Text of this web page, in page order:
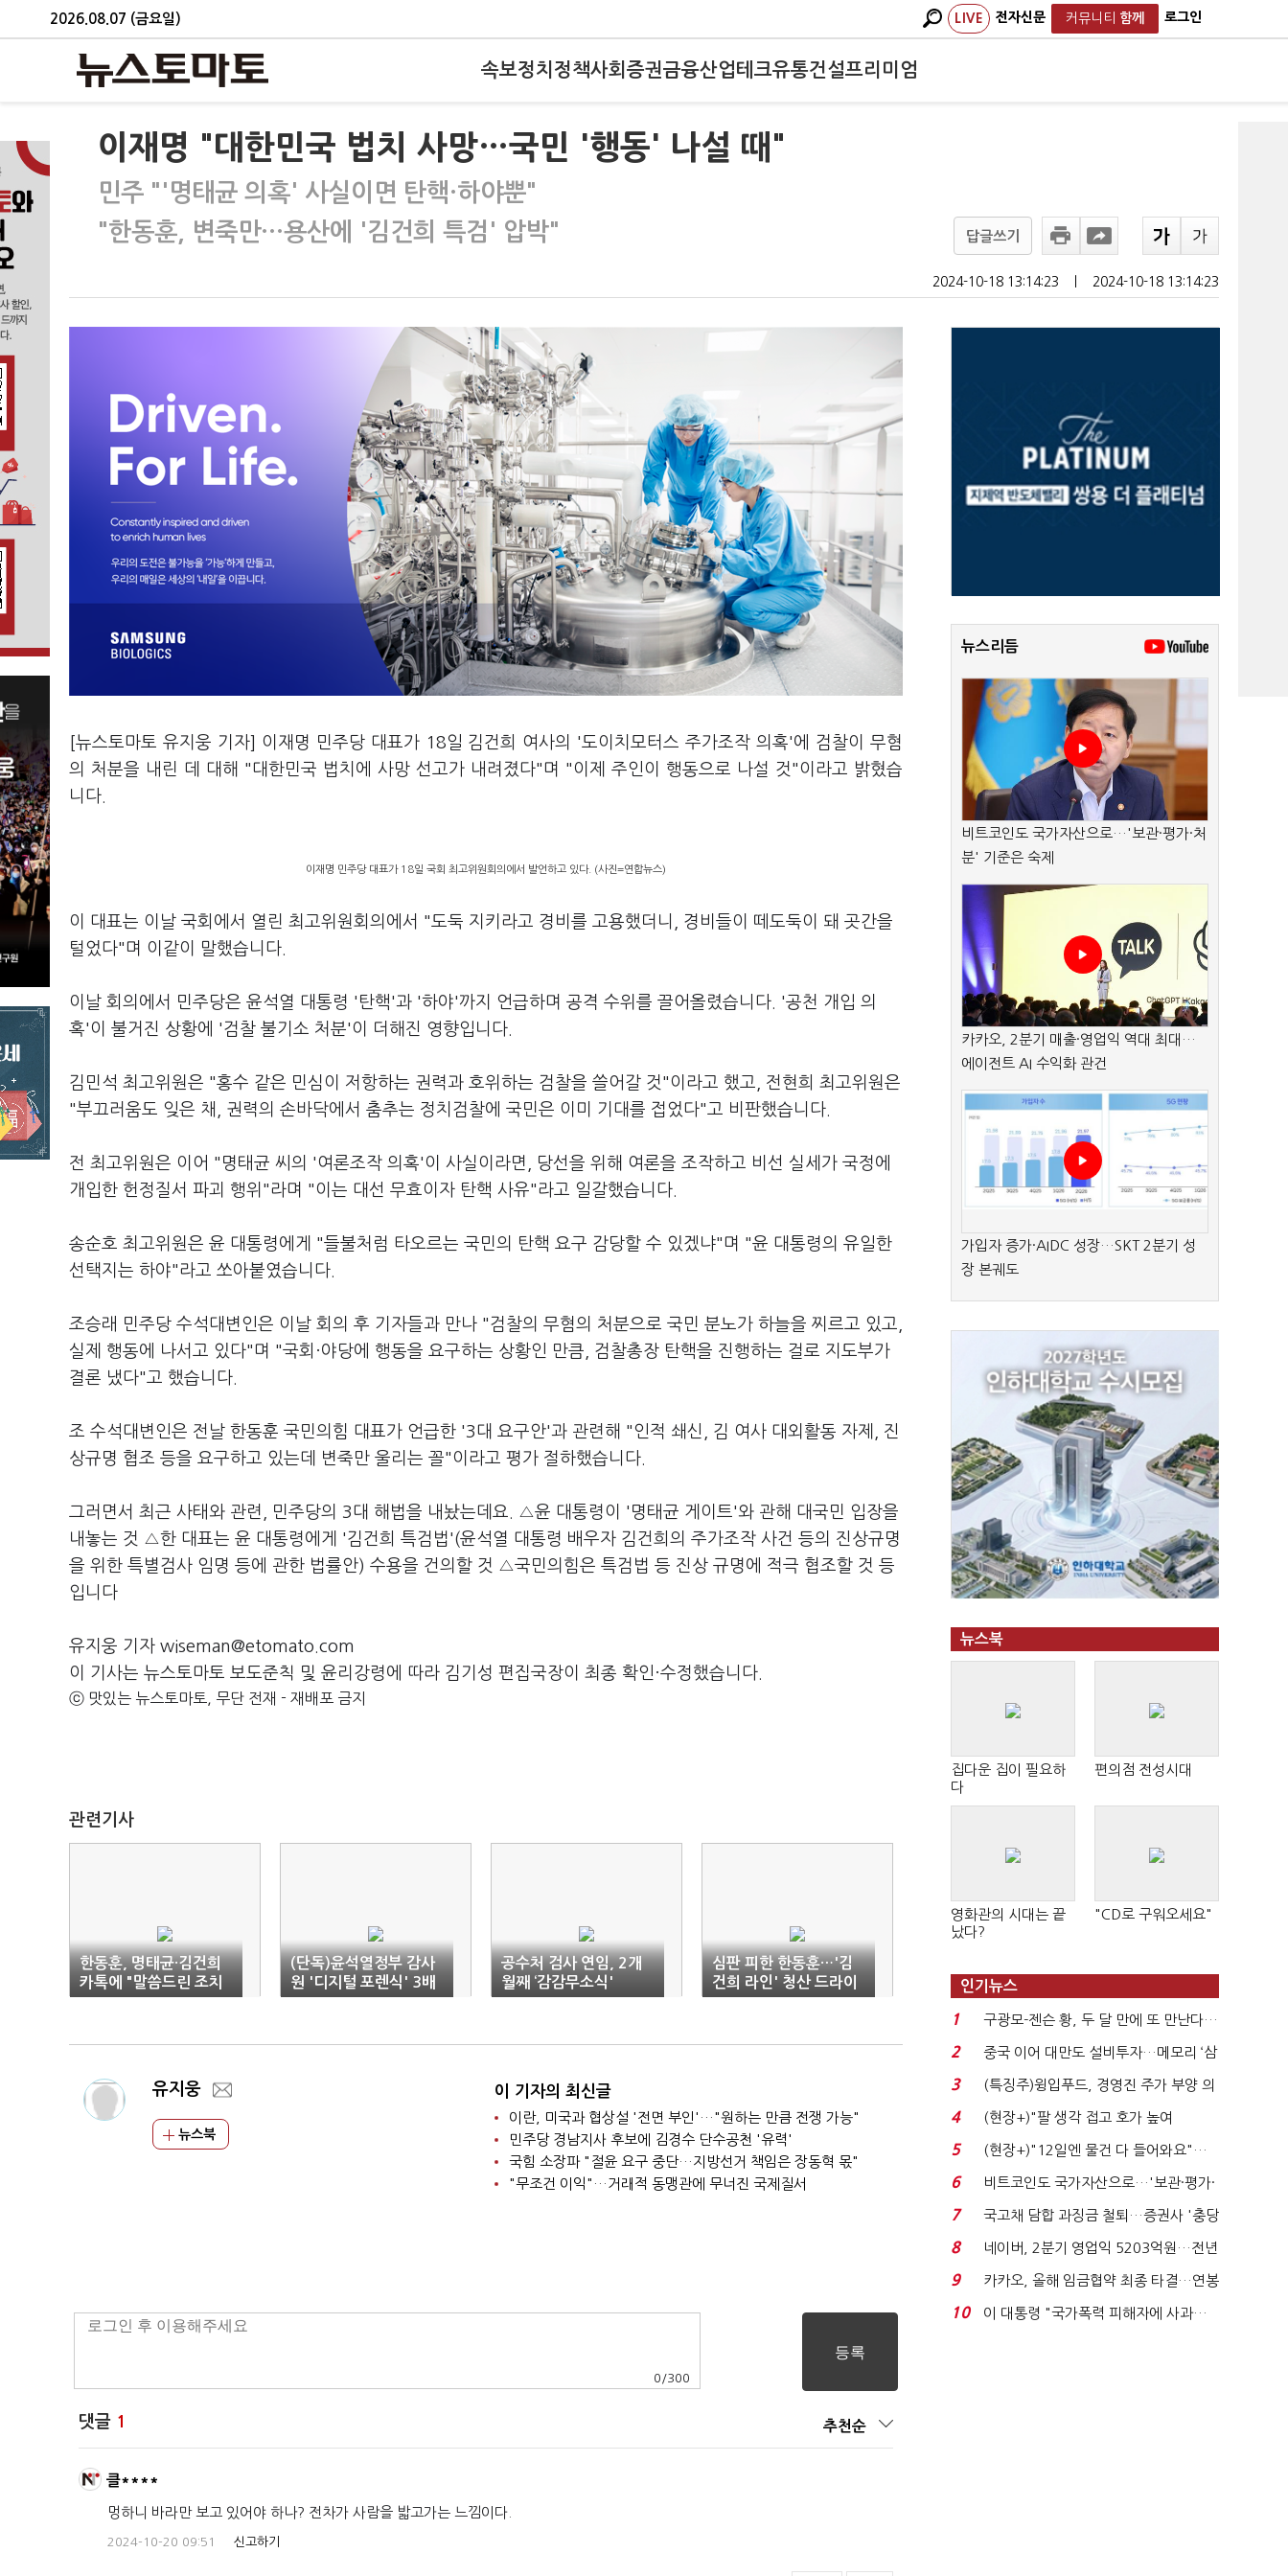
2026.08.07 (금요일) LIVE 전자신문 커뮤니티 함께 로그인
속보정치 정책사회 증권금융산업테크유통건설프리미엄
이재명 "대한민국 법치 사망…국민 '행동' 나설 때"
민주 "'명태균 의혹' 사실이면 탄핵·하야뿐"
"한동훈, 변죽만…용산에 '김건희 특검' 압박"
답글쓰기
2024-10-18 13:14:23 2024-10-18 13:14:23
[뉴스토마토 유지웅 기자] 이재명 민주당 대표가 18일 김건희 여사의 '도이치모터스 주가조작 의혹'에 검찰이 무혐
의 처분을 내린 데 대해 "대한민국 법치에 사망 선고가 내려졌다"며 "이제 주인이 행동으로 나설 것"이라고 밝혔습
니다.
이재명 민주당 대표가 18일 국회 최고위원회의에서 발언하고 있다. (사진=연합뉴스)
이 대표는 이날 국회에서 열린 최고위원회의에서 "도둑 지키라고 경비를 고용했더니, 경비들이 떼도둑이 돼 곳간을
털었다"며 이같이 말했습니다.
이날 회의에서 민주당은 윤석열 대통령 '탄핵'과 '하야'까지 언급하며 공격 수위를 끌어올렸습니다. '공천 개입 의
혹'이 불거진 상황에 '검찰 불기소 처분'이 더해진 영향입니다.
김민석 최고위원은 "홍수 같은 민심이 저항하는 권력과 호위하는 검찰을 쓸어갈 것"이라고 했고, 전현희 최고위원은
"부끄러움도 잊은 채, 권력의 손바닥에서 춤추는 정치검찰에 국민은 이미 기대를 접었다"고 비판했습니다.
전 최고위원은 이어 "명태균 씨의 '여론조작 의혹'이 사실이라면, 당선을 위해 여론을 조작하고 비선 실세가 국정에
개입한 헌정질서 파괴 행위"라며 "이는 대선 무효이자 탄핵 사유"라고 일갈했습니다.
송순호 최고위원은 윤 대통령에게 "들불처럼 타오르는 국민의 탄핵 요구 감당할 수 있겠냐"며 "윤 대통령의 유일한
선택지는 하야"라고 쏘아붙였습니다.
조승래 민주당 수석대변인은 이날 회의 후 기자들과 만나 "검찰의 무혐의 처분으로 국민 분노가 하늘을 찌르고 있고,
실제 행동에 나서고 있다"며 "국회·야당에 행동을 요구하는 상황인 만큼, 검찰총장 탄핵을 진행하는 걸로 지도부가
결론 냈다"고 했습니다.
조 수석대변인은 전날 한동훈 국민의힘 대표가 언급한 '3대 요구안'과 관련해 "인적 쇄신, 김 여사 대외활동 자제, 진
상규명 협조 등을 요구하고 있는데 변죽만 울리는 꼴"이라고 평가 절하했습니다.
그러면서 최근 사태와 관련, 민주당의 3대 해법을 내놨는데요. △윤 대통령이 '명태균 게이트'와 관해 대국민 입장을
내놓는 것 △한 대표는 윤 대통령에게 '김건희 특검법'(윤석열 대통령 배우자 김건희의 주가조작 사건 등의 진상규명
을 위한 특별검사 임명 등에 관한 법률안) 수용을 건의할 것 △국민의힘은 특검법 등 진상 규명에 적극 협조할 것 등
입니다
유지웅 기자 wiseman@etomato.com
이 기사는 뉴스토마토 보도준칙 및 윤리강령에 따라 김기성 편집국장이 최종 확인·수정했습니다.
ⓒ 맛있는 뉴스토마토, 무단 전재 - 재배포 금지
관련기사
한동훈, 명태균·김건희
카톡에 "말씀드린 조치
실행해야"
(단독)윤석열정부 감사
원 '디지털 포렌식' 3배
폭증
공수처 검사 연임, 2개
월째 ‘감감무소식'
심판 피한 한동훈…'김
건희 라인' 청산 드라이
브
유지웅
뉴스북
이 기자의 최신글
이란, 미국과 협상설 '전면 부인'…"원하는 만큼 전쟁 가능"
민주당 경남지사 후보에 김경수 단수공천 '유력'
국힘 소장파 "절윤 요구 중단…지방선거 책임은 장동혁 몫"
"무조건 이익"…거래적 동맹관에 무너진 국제질서
0 /300
댓글 1 추천순
클****
멍하니 바라만 보고 있어야 하나? 전차가 사람을 밟고가는 느낌이다.
2024-10-20 09:51 신고하기
뉴스리듬
비트코인도 국가자산으로…'보관·평가·처
분' 기준은 숙제
카카오, 2분기 매출·영업익 역대 최대…
에이전트 AI 수익화 관건
가입자 증가·AIDC 성장…SKT 2분기 성
장 본궤도
뉴스북
집다운 집이 필요하
다
편의점 전성시대
영화관의 시대는 끝
났다?
"CD로 구워오세요"
인기뉴스
1
구광모-젠슨 황, 두 달 만에 또 만난다…
로봇·AI 등 논...
2
중국 이어 대만도 설비투자…메모리 ‘삼
국전쟁’
3
(특징주)윙입푸드, 경영진 주가 부양 의
지에 상한가...
4
(현장+)"팔 생각 접고 호가 높여
요"…'덜 똘똘한 한 채' 20...
5
(현장+)"12일엔 물건 다 들어와요"…
빈 매대 채우며 문 연 ...
6
비트코인도 국가자산으로…'보관·평가·
처분' 기준은 ...
7
국고채 담합 과징금 철퇴…증권사 '충당
금 폭탄' 우려...
8
네이버, 2분기 영업익 5203억원…전년
비 0.2% 감소...
9
카카오, 올해 임금협약 최종 타결…연봉
6.3% 인상·격려...
10
이 대통령 "국가폭력 피해자에 사과…